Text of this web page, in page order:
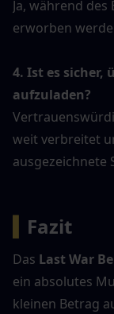
Ja, während
erworben
4. Ist es sicher,
aufzuladen?
weit verbreitet
ausgezeichnete
Fazit
Das Last War
ein absolutes
kleinen Betrag